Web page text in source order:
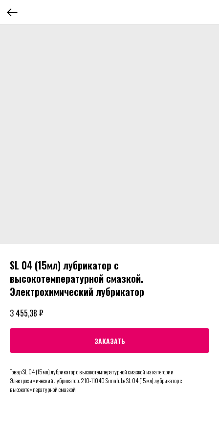
SL 04 (15мл) лубрикатор с
высокотемпературной смазкой.
Электрохимический лубрикатор
3 455,38 ₽
ЗАКАЗАТЬ
Товар SL 04 (15мл) лубрикатор с высокотемпературной смазкой из категории
Электрохимический лубрикатор. 210-11040 Simalube SL 04 (15мл) лубрикатор с
высокотемпературной смазкой